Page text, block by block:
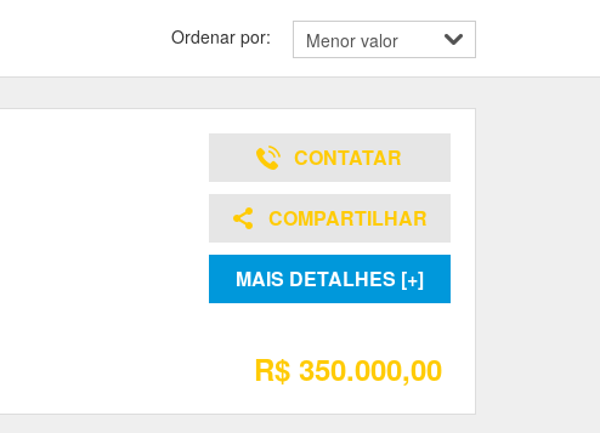
Ordenar por:
CONTATAR
COMPARTILHAR
MAIS DETALHES [+]
R$ 350.000,00